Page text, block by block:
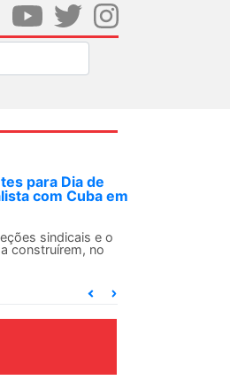
para Dia de
com Cuba em
sindicais e o
construírem, no